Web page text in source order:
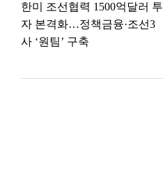
한미 조선협력 1500억달러 투
자 본격화…정책금융·조선3
사 ‘원팀’ 구축